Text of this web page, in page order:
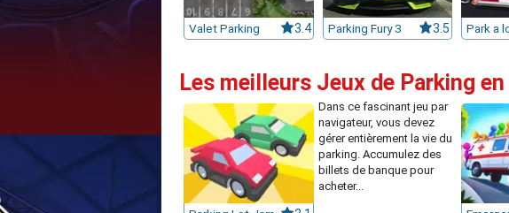
Valet Parking 3.4 Parking Fury 3 3.5 Park a
Les meilleurs Jeux de Parking
Dans ce fascinant jeu par
navigateur, vous devez
gérer entièrement la vie du
parking. Accumulez des
billets de banque pour
acheter...